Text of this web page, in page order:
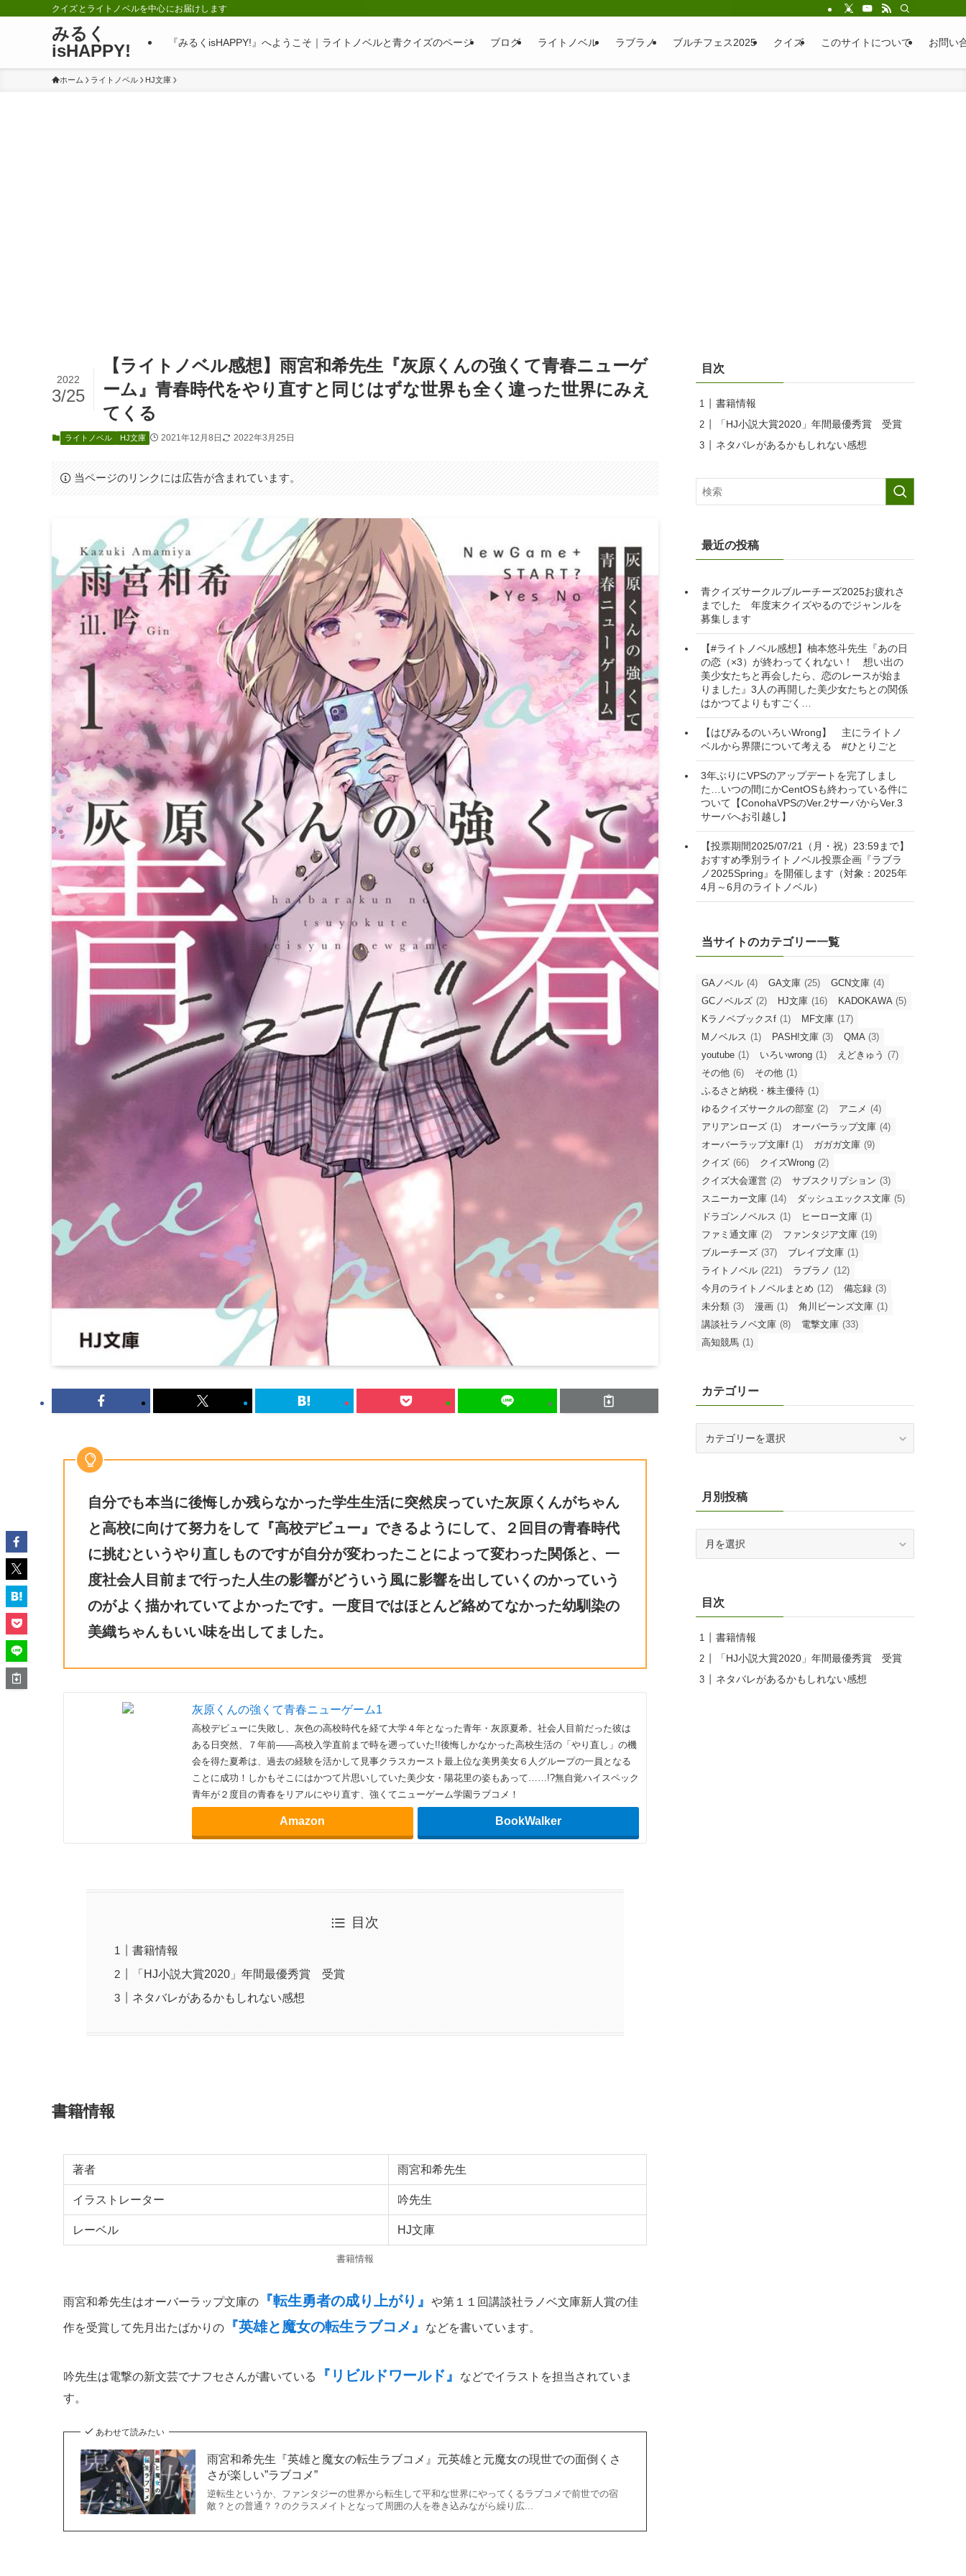
クイズとライトノベルを中心にお届けします
みるく
isHAPPY!
『みるくisHAPPY!』へようこそ｜ライトノベルと青クイズのページ ブログ ライトノベル ラブラノ ブルチフェス2025 クイズ このサイトについて お問い
ホーム ライトノベル HJ文庫
【ライトノベル感想】雨宮和希先生『灰原くんの強くて青春ニューゲ
ーム』青春時代をやり直すと同じはずな世界も全く違った世界にみえ
てくる
2022
3/25
ライトノベル HJ文庫 2021年12月8日 2022年3月25日
当ページのリンクには広告が含まれています。
自分でも本当に後悔しか残らなかった学生生活に突然戻っていた灰原くんがちゃん
と高校に向けて努力をして『高校デビュー』できるようにして、２回目の青春時代
に挑むというやり直しものですが自分が変わったことによって変わった関係と、一
度社会人目前まで行った人生の影響がどういう風に影響を出していくのかっていう
のがよく描かれていてよかったです。一度目ではほとんど絡めてなかった幼馴染の
美織ちゃんもいい味を出してました。
灰原くんの強くて青春ニューゲーム1
高校デビューに失敗し、灰色の高校時代を経て大学４年となった青年・灰原夏希。社会人目前だった彼は
ある日突然、７年前――高校入学直前まで時を遡っていた!!後悔しかなかった高校生活の「やり直し」の機
会を得た夏希は、過去の経験を活かして見事クラスカースト最上位な美男美女６人グループの一員となる
ことに成功！しかもそこにはかつて片思いしていた美少女・陽花里の姿もあって……!?無自覚ハイスペック
青年が２度目の青春をリアルにやり直す、強くてニューゲーム学園ラブコメ！
Amazon BookWalker
目次
書籍情報
「HJ小説大賞2020」年間最優秀賞 受賞
ネタバレがあるかもしれない感想
書籍情報
著者 雨宮和希先生
イラストレーター 吟先生
レーベル HJ文庫
書籍情報
雨宮和希先生はオーバーラップ文庫の 『転生勇者の成り上がり』 や第１１回講談社ラノベ文庫新人賞の佳
作を受賞して先月出たばかりの 『英雄と魔女の転生ラブコメ』 などを書いています。
吟先生は電撃の新文芸でナフセさんが書いている 『リビルドワールド』
などでイラストを担当されていま
す。
あわせて読みたい
雨宮和希先生『英雄と魔女の転生ラブコメ』元英雄と元魔女の現世での面倒くさ
さが楽しい”ラブコメ”
逆転生というか、ファンタジーの世界から転生して平和な世界にやってくるラブコメで前世での宿
敵？との普通？？のクラスメイトとなって周囲の人を巻き込みながら繰り広...
目次
書籍情報
「HJ小説大賞2020」年間最優秀賞 受賞
ネタバレがあるかもしれない感想
最近の投稿
青クイズサークルブルーチーズ2025お疲れさ
までした 年度末クイズやるのでジャンルを
募集します
【#ライトノベル感想】柚本悠斗先生『あの日
の恋（×3）が終わってくれない！ 想い出の
美少女たちと再会したら、恋のレースが始ま
りました』3人の再開した美少女たちとの関係
はかつてよりもすごく…
【はぴみるのいろいWrong】 主にライトノ
ベルから界隈について考える #ひとりごと
3年ぶりにVPSのアップデートを完了しまし
た…いつの間にかCentOSも終わっている件に
ついて【ConohaVPSのVer.2サーバからVer.3
サーバへお引越し】
【投票期間2025/07/21（月・祝）23:59まで】
おすすめ季別ライトノベル投票企画『ラブラ
ノ2025Spring』を開催します（対象：2025年
4月～6月のライトノベル）
当サイトのカテゴリー一覧
GAノベル (4) GA文庫 (25) GCN文庫 (4)
GCノベルズ (2) HJ文庫 (16) KADOKAWA (5)
Kラノベブックスf (1) MF文庫 (17)
Mノベルス (1) PASH!文庫 (3) QMA (3)
youtube (1) いろいwrong (1) えどきゅう (7)
その他 (6) その他 (1)
ふるさと納税・株主優待 (1)
ゆるクイズサークルの部室 (2) アニメ (4)
アリアンローズ (1) オーバーラップ文庫 (4)
オーバーラップ文庫f (1) ガガガ文庫 (9)
クイズ (66) クイズWrong (2)
クイズ大会運営 (2) サブスクリプション (3)
スニーカー文庫 (14) ダッシュエックス文庫 (5)
ドラゴンノベルス (1) ヒーロー文庫 (1)
ファミ通文庫 (2) ファンタジア文庫 (19)
ブルーチーズ (37) ブレイブ文庫 (1)
ライトノベル (221) ラブラノ (12)
今月のライトノベルまとめ (12) 備忘録 (3)
未分類 (3) 漫画 (1) 角川ビーンズ文庫 (1)
講談社ラノベ文庫 (8) 電撃文庫 (33)
高知競馬 (1)
カテゴリー
ー月別投稿
目次
書籍情報
「HJ小説大賞2020」年間最優秀賞 受賞
ネタバレがあるかもしれない感想